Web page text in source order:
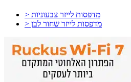
> מדפסות לייזר צבעוניות
> מדפסות לייזר שחור לבן